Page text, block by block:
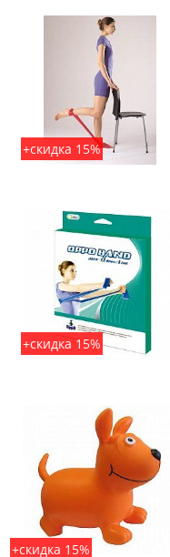
+скидка 15%
+скидка 15%
+скидка 15%